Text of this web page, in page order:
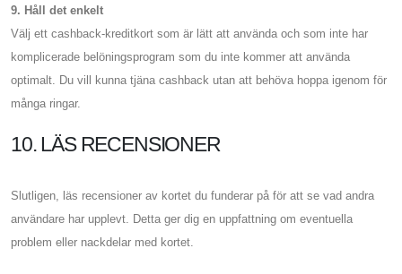
9. Håll det enkelt
Välj ett cashback-kreditkort som är lätt att använda och som inte har
komplicerade belöningsprogram som du inte kommer att använda
optimalt. Du vill kunna tjäna cashback utan att behöva hoppa igenom för
många ringar.
10. LÄS RECENSIONER
Slutligen, läs recensioner av kortet du funderar på för att se vad andra
användare har upplevt. Detta ger dig en uppfattning om eventuella
problem eller nackdelar med kortet.